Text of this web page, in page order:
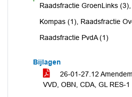
voor
Raadsfractie GroenLinks
Kompas (1), Raadsfractie
Raadsfractie PvdA (1)
Bijlagen
26-01-27.12
VVD, OBN, CDA, GL RES-1